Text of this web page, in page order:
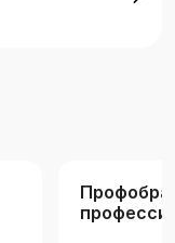
чрезвычайных